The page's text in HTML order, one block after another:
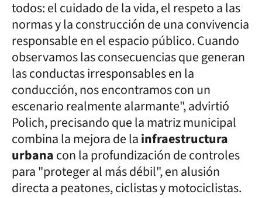
todos: el cuidado de la vida, el respeto a las
normas y la construcción de una convivencia
responsable en el espacio público. Cuando
observamos las consecuencias que generan
las conductas irresponsables en la
conducción, nos encontramos con un
escenario realmente alarmante", advirtió
Polich, precisando que la matriz municipal
combina la mejora de lainfraestructura
urbanacon la profundización de controles
para "proteger al más débil", en alusión
directa a peatones, ciclistas y motociclistas.